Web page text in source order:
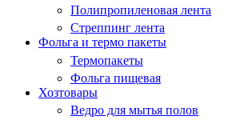
Полипропиленовая лента
Стреппинг лента
Фольга и термо пакеты
Термопакеты
Фольга пищевая
Хозтовары
Ведро для мытья полов